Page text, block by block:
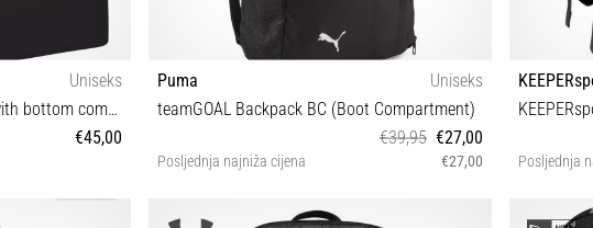
Uniseks
Erima Six Wings sports bag with bottom compartment Large
€45,00
Puma
Uniseks
teamGOAL Backpack BC (Boot Compartment)
€39,95 €27,00
Posljednja najniža cijena €27,00
OSFA
Posljednja